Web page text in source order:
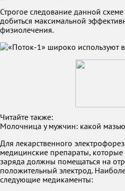
Строгое следование данной
добиться максимальной
физиолечения.
Читайте также:
Молочница у мужчин: какой
Для лекарственного
медицинские препараты, которые
заряда должны помещаться на
положительный электрод.
следующие медикаменты: